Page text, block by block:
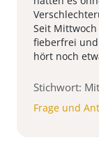
Seit
fieberfrei
hört noch
Stichwort:
Frage und